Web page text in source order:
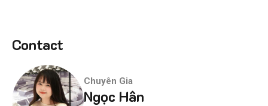
Contact
Chuyên Gia
Ngọc Hân